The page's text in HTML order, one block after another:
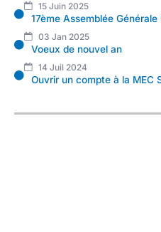
15 Juin 2025
17ème Assemblée Générale
03 Jan 2025
Voeux de nouvel an
14 Juil 2024
Ouvrir un compte à la MEC